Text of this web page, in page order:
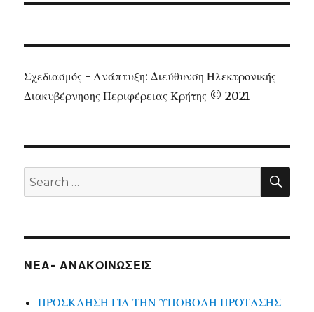
Σχεδιασμός - Ανάπτυξη: Διεύθυνση Ηλεκτρονικής
Διακυβέρνησης Περιφέρειας Κρήτης © 2021
Search
for:
ΝΕΑ- ΑΝΑΚΟΙΝΩΣΕΙΣ
ΠΡΟΣΚΛΗΣΗ ΓΙΑ ΤΗΝ ΥΠΟΒΟΛΗ ΠΡΟΤΑΣΗΣ